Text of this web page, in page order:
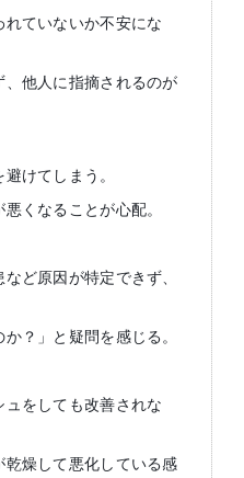
ていないか不安にな
他人に指摘されるのが
けてしまう。
くなることが心配。
ど原因が特定できず、
？」と疑問を感じる。
をしても改善されな
燥して悪化している感